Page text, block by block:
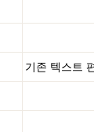
기존 텍스트